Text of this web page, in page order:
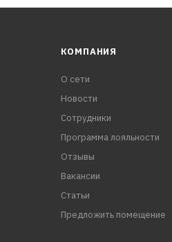
КОМПАНИЯ
О сети
Новости
Сотрудники
Программа лояльности
Отзывы
Вакансии
Статьи
Предложить помещение